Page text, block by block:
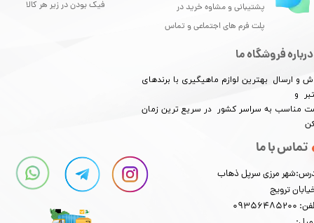
درباره فروشگاه ما
و ارسال بهترین لوازم ماهیگیری با برندهای
و
مناسب به سراسر کشور در سریع ترین زمان
تماس با ما
مرزی سرپل ذهاب
ترویج
پشتیبانی و مشاوه خرید در
پلت فرم های اجتماعی و تماس
فیک بودن در زیر هر کالا